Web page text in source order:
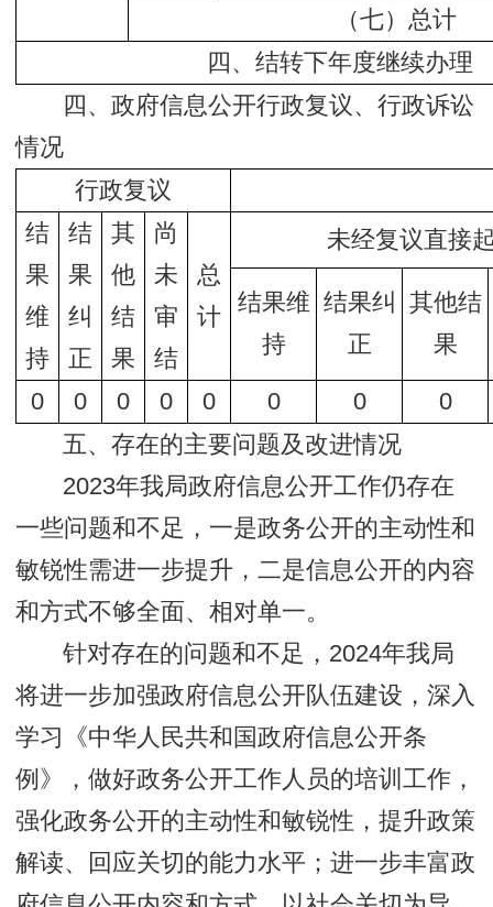
（七）总计
四、结转下年度继续办理
四、政府信息公开行政复议、行政诉讼
情况
行政复议
结
果
维
持
结
果
纠
正
其
他
结
果
尚
未
审
结
总
计
未经复议直接
结果维
持
结果纠
正
其他结
果
0 0 0 0 0 0 0
0
五、存在的主要问题及改进情况
2023年我局政府信息公开工作仍存在
一些问题和不足，一是政务公开的主动性和
敏锐性需进一步提升，二是信息公开的内容
和方式不够全面、相对单一。
针对存在的问题和不足，2024年我局
将进一步加强政府信息公开队伍建设，深入
学习《中华人民共和国政府信息公开条
例》，做好政务公开工作人员的培训工作，
强化政务公开的主动性和敏锐性，提升政策
解读、回应关切的能力水平；进一步丰富政